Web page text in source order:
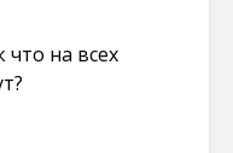
что на всех